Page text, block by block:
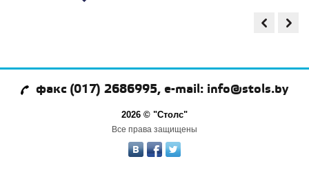
факс (017) 2686995, e-mail: info@stols.by
2026 © "Столс"
Все права защищены